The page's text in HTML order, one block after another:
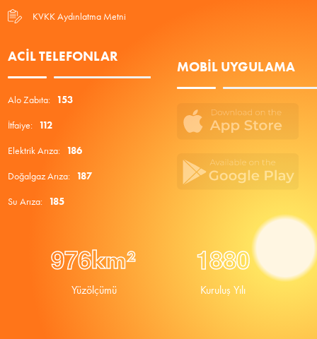
KVKK Aydınlatma Metni
ACIL TELEFONLAR
Alo Zabıta: 153
İtfaiye: 112
Elektrik Arıza: 186
Doğalgaz Arıza: 187
Su Arıza: 185
MOBIL UYGULAMA
976km²
Yüzölçümü
1880
Kuruluş Yılı